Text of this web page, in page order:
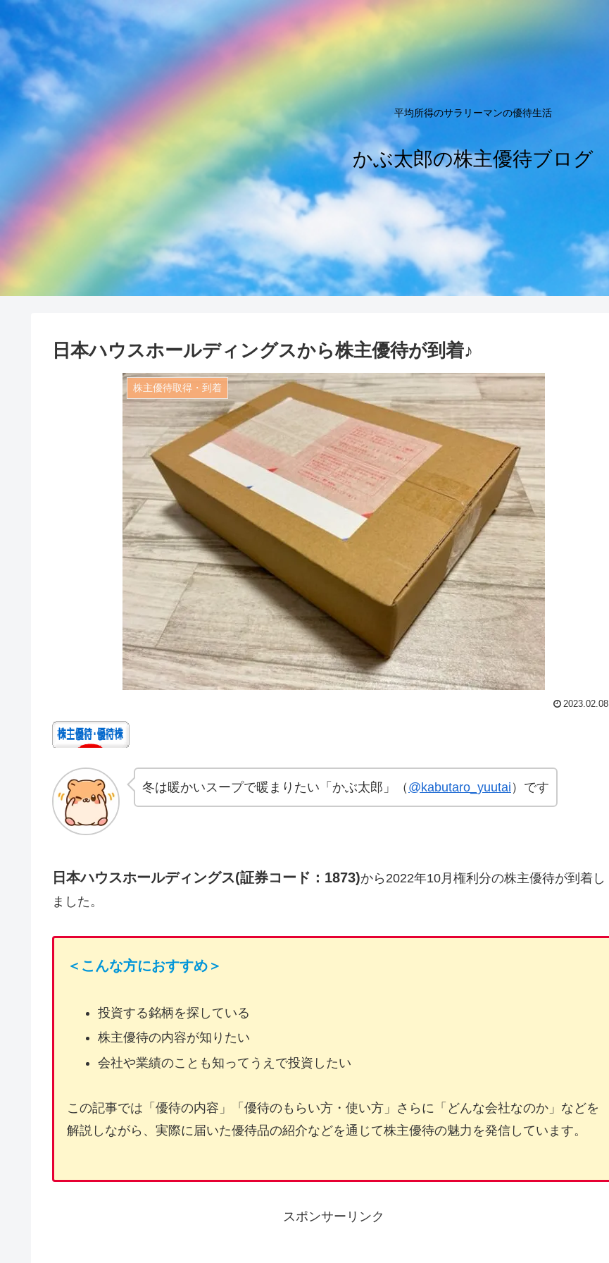
平均所得のサラリーマンの優待生活
かぶ太郎の株主優待ブログ
日本ハウスホールディングスから株主優待が到着♪
株主優待取得・到着
2023.02.08
冬は暖かいスープで暖まりたい「かぶ太郎」（ @kabutaro_yuutai ）です
日本ハウスホールディングス(証券コード：1873)から2022年10月権利分の株主優待が到着し
ました。
＜こんな方におすすめ＞
投資する銘柄を探している
株主優待の内容が知りたい
会社や業績のことも知ってうえで投資したい
この記事では「優待の内容」「優待のもらい方・使い方」さらに「どんな会社なのか」などを
解説しながら、実際に届いた優待品の紹介などを通じて株主優待の魅力を発信しています。
スポンサーリンク